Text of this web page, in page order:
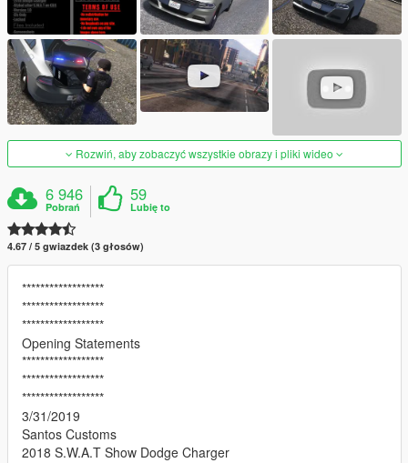
Rozwiń, aby zobaczyć wszystkie obrazy i pliki wideo
6 946
Pobrań
59
Lubię to
4.67 / 5 gwiazdek (3 głosów)
******************
******************
******************
Opening Statements
******************
******************
******************
3/31/2019
Santos Customs
2018 S.W.A.T Show Dodge Charger